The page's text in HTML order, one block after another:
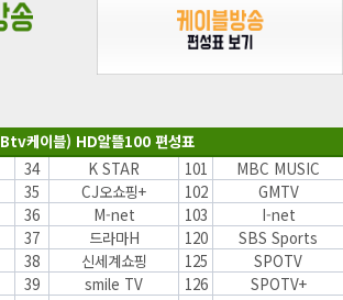
Btv케이블) HD알뜰100 편성표
34 K STAR 101
MBC MUSIC
35 CJ오쇼핑+ 102
GMTV
36 M-net 103
I-net
37 드라마H 120
SBS Sports
38 신세계쇼핑 125
SPOTV
39 smile TV 126
SPOTV+